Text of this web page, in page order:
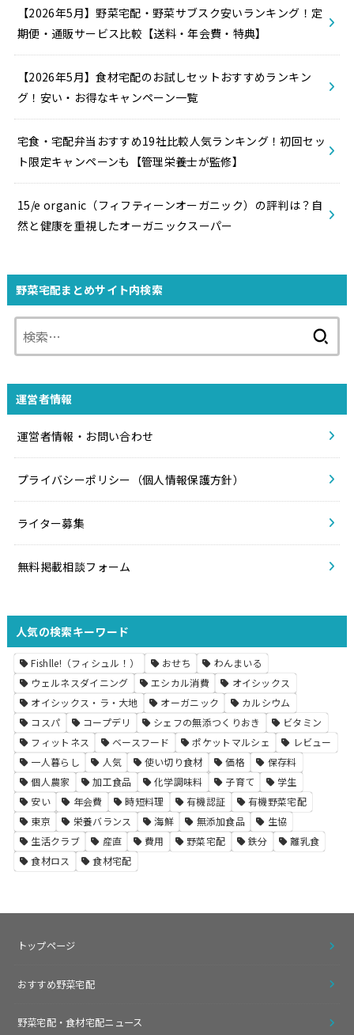
【2026年5月】野菜宅配・野菜サブスク安いランキング！定
期便・通販サービス比較【送料・年会費・特典】
【2026年5月】食材宅配のお試しセットおすすめランキン
グ！安い・お得なキャンペーン一覧
宅食・宅配弁当おすすめ19社比較人気ランキング！初回セッ
ト限定キャンペーンも【管理栄養士が監修】
15/e organic（フィフティーンオーガニック）の評判は？自
然と健康を重視したオーガニックスーパー
野菜宅配まとめサイト内検索
運営者情報
運営者情報・お問い合わせ
プライバシーポリシー（個人情報保護方針）
ライター募集
無料掲載相談フォーム
人気の検索キーワード
Fishlle!（フィシュル！） おせち
わんまいる
ウェルネスダイニング
エシカル消費
オイシックス
オイシックス・ラ・大地
オーガニック
カルシウム
コスパ
コープデリ シェフの無添つくりおき
ビタミン
フィットネス
ベースフード ポケットマルシェ
レビュー
一人暮らし
人気 使い切り食材 価格
保存料
個人農家
加工食品 化学調味料 子育て
学生
安い
年会費 時短料理 有機認証
有機野菜宅配
東京
栄養バランス 海鮮 無添加食品
生協
生活クラブ
産直 費用 野菜宅配 鉄分
離乳食
食材ロス
食材宅配
トップページ
おすすめ野菜宅配
野菜宅配・食材宅配ニュース